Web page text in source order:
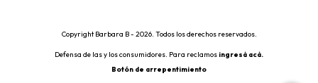
Copyright Barbara B - 2026. Todos los derechos reservados.
Defensa de las y los consumidores. Para reclamos ingresá acá.
Botón de arrepentimiento